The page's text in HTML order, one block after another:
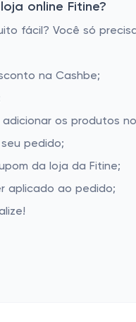
online Fitine?
fácil? Você só
na Cashbe;
os produtos
pedido;
da loja da Fitine;
aplicado ao pedido;